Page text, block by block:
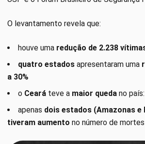
O levantamento revela que:
houve uma redução de 2.238
quatro estados apresentaram uma
a 30%
o Ceará teve a maior queda no país:
apenas dois estados (Amazonas e
tiveram aumento no número de